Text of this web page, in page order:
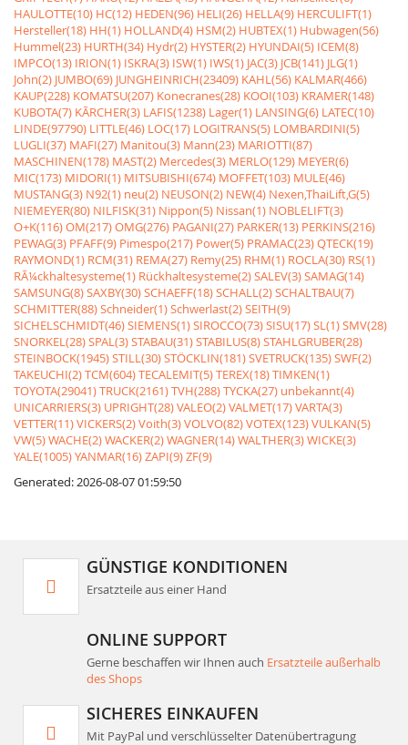
HAULOTTE(10) HC(12) HEDEN(96) HELI(26) HELLA(9) HERCULIFT(1)
Hersteller(18) HH(1) HOLLAND(4) HSM(2) HUBTEX(1) Hubwagen(56)
Hummel(23) HURTH(34) Hydr(2) HYSTER(2) HYUNDAI(5) ICEM(8)
IMPCO(13) IRION(1) ISKRA(3) ISW(1) IWS(1) JAC(3) JCB(141) JLG(1)
John(2) JUMBO(69) JUNGHEINRICH(23409) KAHL(56) KALMAR(466)
KAUP(228) KOMATSU(207) Konecranes(28) KOOI(103) KRAMER(148)
KUBOTA(7) KÃRCHER(3) LAFIS(1238) Lager(1) LANSING(6) LATEC(10)
LINDE(97790) LITTLE(46) LOC(17) LOGITRANS(5) LOMBARDINI(5)
LUGLI(37) MAFI(27) Manitou(3) Mann(23) MARIOTTI(87)
MASCHINEN(178) MAST(2) Mercedes(3) MERLO(129) MEYER(6)
MIC(173) MIDORI(1) MITSUBISHI(674) MOFFET(103) MULE(46)
MUSTANG(3) N92(1) neu(2) NEUSON(2) NEW(4) Nexen,ThaiLift,G(5)
NIEMEYER(80) NILFISK(31) Nippon(5) Nissan(1) NOBLELIFT(3)
O+K(116)OM(217)OMG(276) PAGANI(27) PARKER(13) PERKINS(216)
PEWAG(3) PFAFF(9) Pimespo(217) Power(5) PRAMAC(23)QTECK(19)
RAYMOND(1) RCM(31) REMA(27) Remy(25) RHM(1) ROCLA(30) RS(1)
RÃ¼ckhaltesysteme(1) Rückhaltesysteme(2)SALEV(3)SAMAG(14)
SAMSUNG(8)SAXBY(30)SCHAEFF(18)SCHALL(2)SCHALTBAU(7)
SCHMITTER(88)Schneider(1)Schwerlast(2)SEITH(9)
SICHELSCHMIDT(46)SIEMENS(1)SIROCCO(73)SISU(17)SL(1)SMV(28)
SNORKEL(28)SPAL(3)STABAU(31)STABILUS(8)STAHLGRUBER(28)
STEINBOCK(1945)STILL(30)STÖCKLIN(181)SVETRUCK(135)SWF(2)
TAKEUCHI(2)TCM(604)TECALEMIT(5)TEREX(18)TIMKEN(1)
TOYOTA(29041)TRUCK(2161)TVH(288)TYCKA(27) unbekannt(4)
UNICARRIERS(3) UPRIGHT(28)VALEO(2)VALMET(17)VARTA(3)
VETTER(11)VICKERS(2)Voith(3)VOLVO(82)VOTEX(123)VULKAN(5)
VW(5)WACHE(2)WACKER(2)WAGNER(14)WALTHER(3)WICKE(3)
YALE(1005)YANMAR(16)ZAPI(9)ZF(9)
Generated: 2026-08-07 01:59:50
GÜNSTIGE KONDITIONEN
Ersatzteile aus einer Hand
ONLINE SUPPORT
Gerne beschaffen wir Ihnen auch Ersatzteile außerhalb
des Shops
SICHERES EINKAUFEN
Mit PayPal und verschlüsselter Datenübertragung